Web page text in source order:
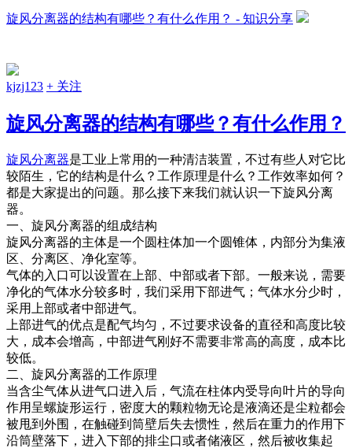
旋风分离器的结构有哪些？有什么作用？ - 知识分享
kjzj123 + 关注
旋风分离器的结构有哪些？有什么作用？
旋风分离器是工业上常用的一种清洁装置，不过有些人对它比
较陌生，它的结构是什么？工作原理是什么？工作效率如何？
都是大家提出的问题。那么接下来我们就认识一下旋风分离
器。
一、旋风分离器的组成结构
旋风分离器的主体是一个圆柱体加一个圆锥体，内部分为集液
区、分离区、净化室等。
气体的入口可以设置在上部、中部或者下部。一般来说，需要
净化的气体水分较多时，我们采用下部进气；气体水分少时，
采用上部或者中部进气。
上部进气的优点是配气均匀，不过要求设备的直径和高度比较
大，成本会增高，中部进气刚好不需要非常高的高度，成本比
较低。
二、旋风分离器的工作原理
当含尘气体从进气口进入后，气流在柱体内受导向叶片的导向
作用呈螺旋形运行，密度大的颗粒物无论是液滴还是尘粒都会
被甩到外围，在触碰到筒壁后失去惯性，然后在重力的作用下
沿筒壁落下，进入下部的排尘口或者储液区，然后被收集起